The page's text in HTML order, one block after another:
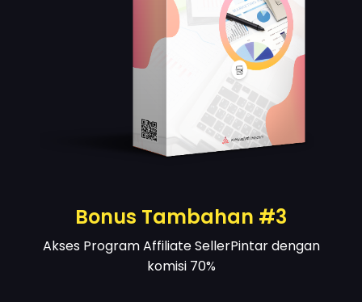
Bonus Tambahan #3
Akses Program Affiliate SellerPintar dengan
komisi 70%